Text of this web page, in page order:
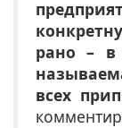
рано – в
всех